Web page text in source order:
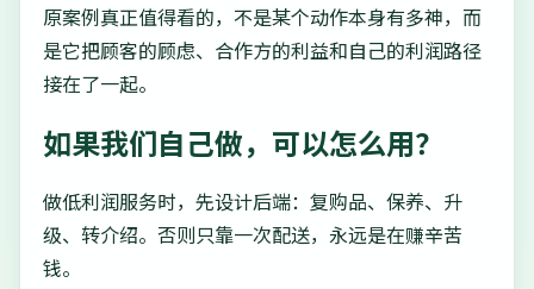
原案例真正值得看的，不是某个动作本身有多神，而
是它把顾客的顾虑、合作方的利益和自己的利润路径
接在了一起。
如果我们自己做，可以怎么用？
做低利润服务时，先设计后端：复购品、保养、升
级、转介绍。否则只靠一次配送，永远是在赚辛苦
钱。